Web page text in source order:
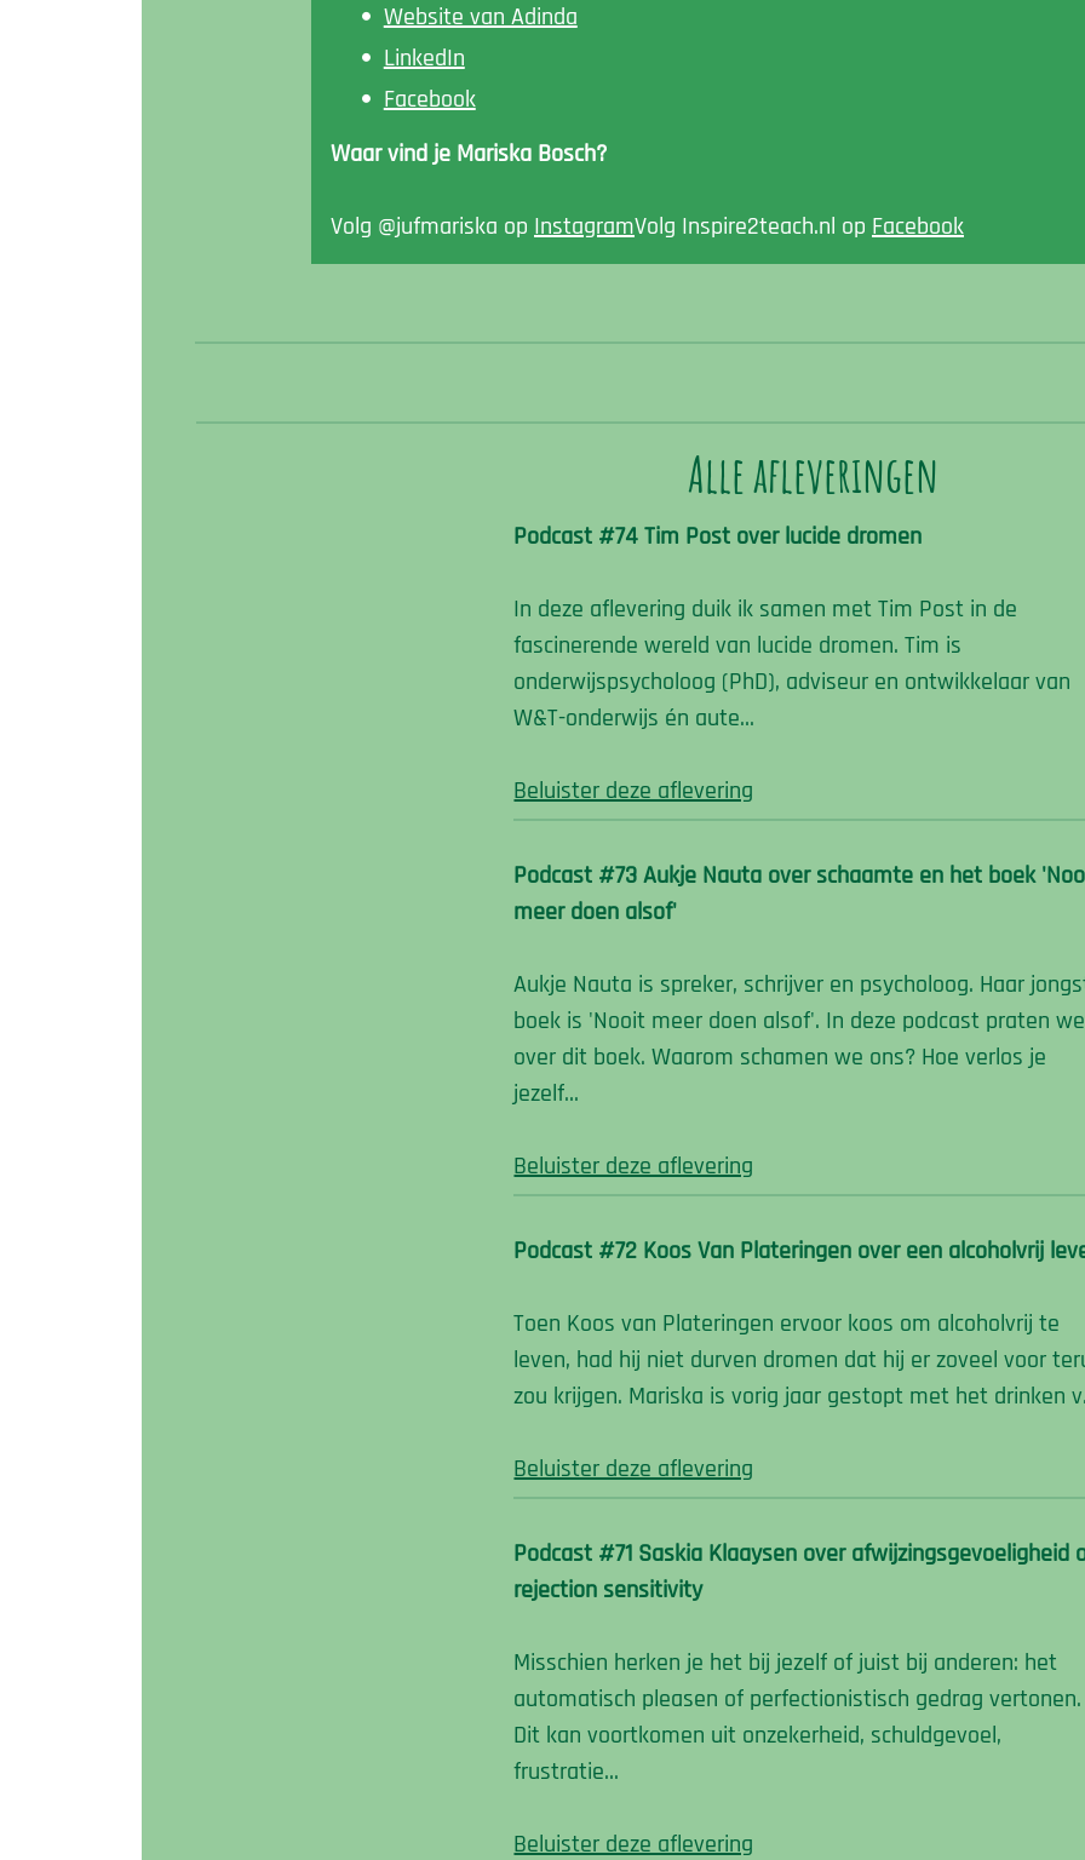
Website van Adinda
LinkedIn
Facebook
Waar vind je Mariska Bosch?
Volg @jufmariska op InstagramVolg Inspire2teach.nl op Facebook
Alle afleveringen
Podcast #74 Tim Post over lucide dromen
In deze aflevering duik ik samen met Tim Post in de
fascinerende wereld van lucide dromen. Tim is
onderwijspsycholoog (PhD), adviseur en ontwikkelaar van
W&T-onderwijs én aute…
Beluister deze aflevering
Podcast #73 Aukje Nauta over schaamte en het boek
meer doen alsof'
Aukje Nauta is spreker, schrijver en psycholoog. Haar
boek is 'Nooit meer doen alsof'. In deze podcast praten we
over dit boek. Waarom schamen we ons? Hoe verlos je
jezelf…
Beluister deze aflevering
Podcast #72 Koos Van Plateringen over een alcoholvrij
Toen Koos van Plateringen ervoor koos om alcoholvrij te
leven, had hij niet durven dromen dat hij er zoveel voor
zou krijgen. Mariska is vorig jaar gestopt met het drinken
Beluister deze aflevering
Podcast #71 Saskia Klaaysen over afwijzingsgevoeligheid
rejection sensitivity
Misschien herken je het bij jezelf of juist bij anderen: het
automatisch pleasen of perfectionistisch gedrag vertonen.
Dit kan voortkomen uit onzekerheid, schuldgevoel,
frustratie…
Beluister deze aflevering